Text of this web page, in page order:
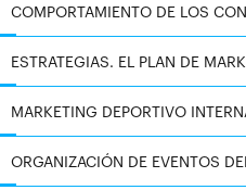
también en las
COMPORTAMIENTO DE LOS
ESTRATEGIAS. EL PLAN DE
MARKETING DEPORTIVO
ORGANIZACIÓN DE EVENTOS